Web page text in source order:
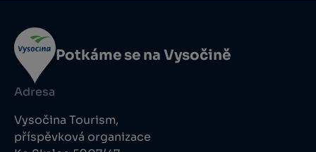
Potkáme se na Vysočině
Adresa
Vysočina Tourism,
příspěvková organizace